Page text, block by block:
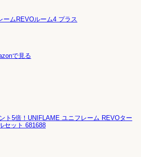
ームREVOルーム4 プラス
で見る
ト5倍！UNIFLAME ユニフレーム REVOター
セット 681688